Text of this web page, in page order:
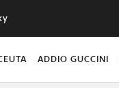
ADDIO GUCCINI